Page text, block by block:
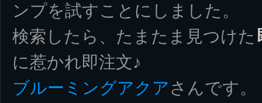
ンプを試すことにしました。
検索したら、たまたま見つけた
に惹かれ即注文♪
ブルーミングアクアさんです。